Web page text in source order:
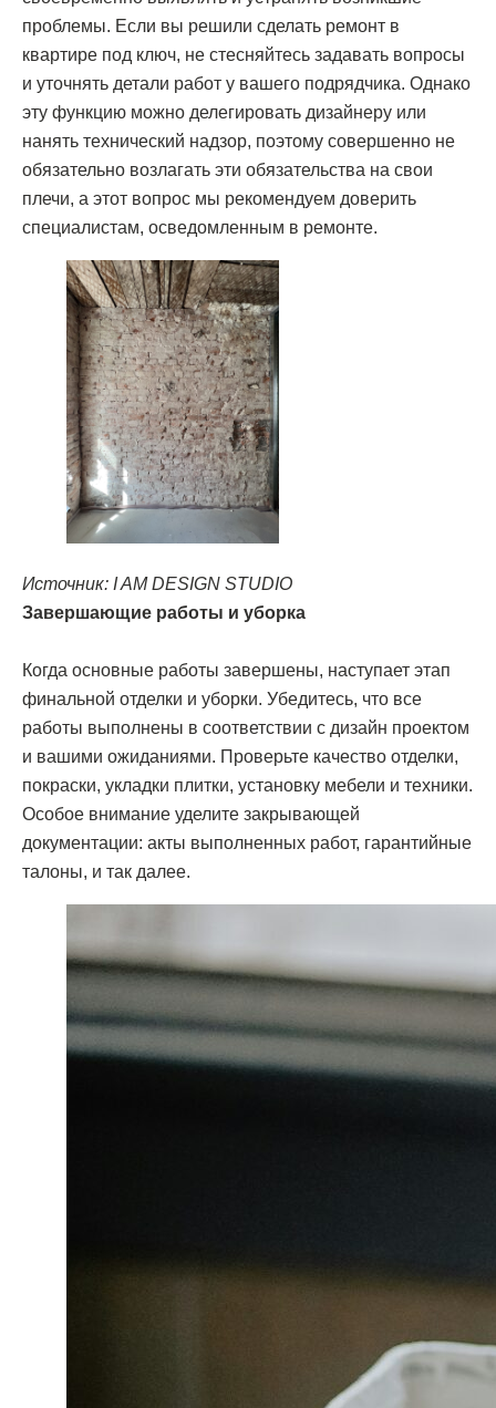
проблемы. Если вы решили сделать ремонт в
квартире под ключ, не стесняйтесь задавать вопросы
и уточнять детали работ у вашего подрядчика. Однако
эту функцию можно делегировать дизайнеру или
нанять технический надзор, поэтому совершенно не
обязательно возлагать эти обязательства на свои
плечи, а этот вопрос мы рекомендуем доверить
специалистам, осведомленным в ремонте.
Источник: I AM DESIGN STUDIO
Завершающие работы и уборка
Когда основные работы завершены, наступает этап
финальной отделки и уборки. Убедитесь, что все
работы выполнены в соответствии с дизайн проектом
и вашими ожиданиями. Проверьте качество отделки,
покраски, укладки плитки, установку мебели и техники.
Особое внимание уделите закрывающей
документации: акты выполненных работ, гарантийные
талоны, и так далее.
ЖДЕМ ВАС В СТУДИИ ДЛЯ
ОБСУЖДЕНИЯ ПРОЕКТА
[ КОНТАКТЫ ]
Большая Конюшенная, 19/8, 5 этаж, офис 2
Микрорайон центральный, улица Роз, 41
8 812 507 61 62